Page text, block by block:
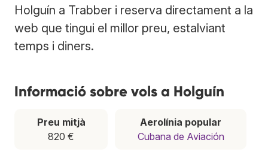
Holguín a Trabber i reserva directament a la
web que tingui el millor preu, estalviant
temps i diners.
Informació sobre vols a Holguín
Preu mitjà
820 €
Aerolínia popular
Cubana de Aviación